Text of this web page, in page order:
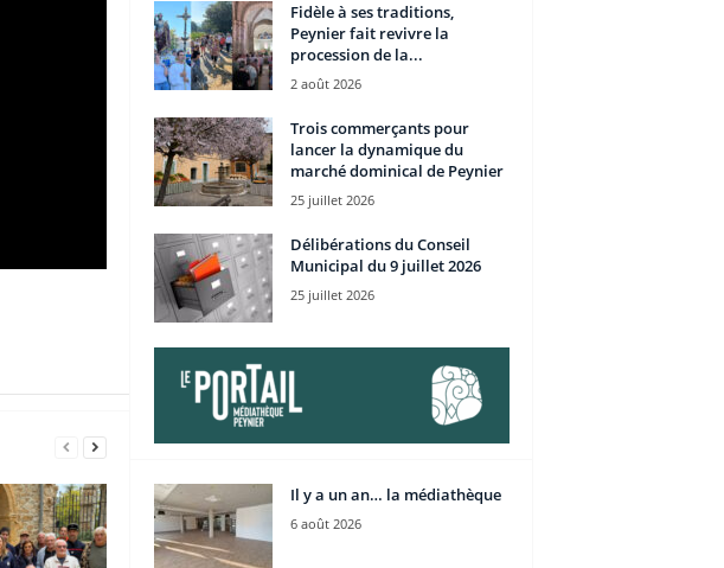
Fidèle à ses traditions,
Peynier fait revivre la
procession de la...
2 août 2026
Trois commerçants pour
lancer la dynamique du
marché dominical de Peynier
25 juillet 2026
Délibérations du Conseil
Municipal du 9 juillet 2026
25 juillet 2026
Il y a un an… la médiathèque
6 août 2026